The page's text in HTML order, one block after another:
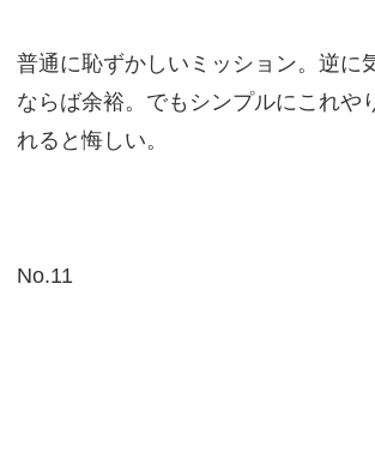
普通に恥ずかしいミッション。逆に
ならば余裕。でもシンプルにこれや
れると悔しい。
No.11